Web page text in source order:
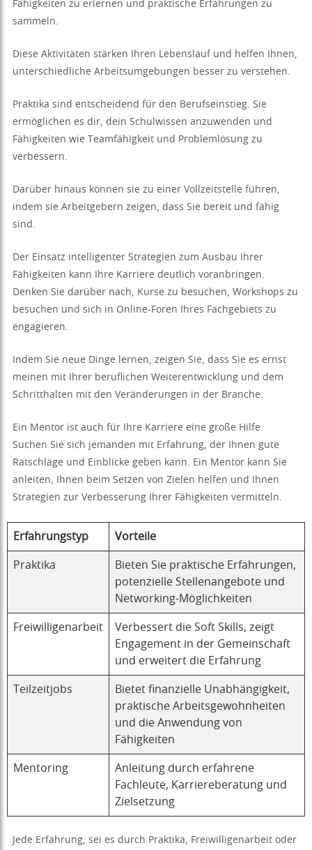
Fähigkeiten zu erlernen und praktische Erfahrungen zu
sammeln.
Diese Aktivitäten stärken Ihren Lebenslauf und helfen Ihnen,
unterschiedliche Arbeitsumgebungen besser zu verstehen.
Praktika sind entscheidend für den Berufseinstieg. Sie
ermöglichen es dir, dein Schulwissen anzuwenden und
Fähigkeiten wie Teamfähigkeit und Problemlösung zu
verbessern.
Darüber hinaus können sie zu einer Vollzeitstelle führen,
indem sie Arbeitgebern zeigen, dass Sie bereit und fähig
sind.
Der Einsatz intelligenter Strategien zum Ausbau Ihrer
Fähigkeiten kann Ihre Karriere deutlich voranbringen.
Denken Sie darüber nach, Kurse zu besuchen, Workshops zu
besuchen und sich in Online-Foren Ihres Fachgebiets zu
engagieren.
Indem Sie neue Dinge lernen, zeigen Sie, dass Sie es ernst
meinen mit Ihrer beruflichen Weiterentwicklung und dem
Schritthalten mit den Veränderungen in der Branche.
Ein Mentor ist auch für Ihre Karriere eine große Hilfe.
Suchen Sie sich jemanden mit Erfahrung, der Ihnen gute
Ratschläge und Einblicke geben kann. Ein Mentor kann Sie
anleiten, Ihnen beim Setzen von Zielen helfen und Ihnen
Strategien zur Verbesserung Ihrer Fähigkeiten vermitteln.
Erfahrungstyp Vorteile
Praktika
Bieten Sie praktische Erfahrungen,
potenzielle Stellenangebote und
Networking-Möglichkeiten
Freiwilligenarbeit
Verbessert die Soft Skills, zeigt
Engagement in der Gemeinschaft
und erweitert die Erfahrung
Teilzeitjobs
Bietet finanzielle Unabhängigkeit,
praktische Arbeitsgewohnheiten
und die Anwendung von
Fähigkeiten
Mentoring
Anleitung durch erfahrene
Fachleute, Karriereberatung und
Zielsetzung
Jede Erfahrung, sei es durch Praktika, Freiwilligenarbeit oder